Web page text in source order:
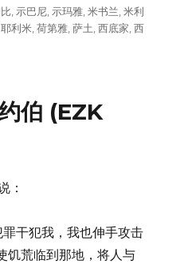
示巴尼 示玛雅 ,米书兰 ,米利
,耶利米 ,荷第雅 ,萨土 ,西底家 ,西
(NEH
伯 (EZK
：
干犯我，我也伸手攻击
饥荒临到那地，将人与